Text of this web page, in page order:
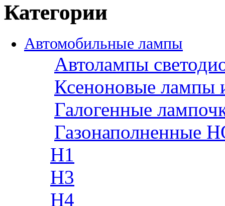
Категории
Автомобильные лампы
Автолампы
Ксеноновые лампы
Галогенные
Газонаполненные
H1
H3
H4